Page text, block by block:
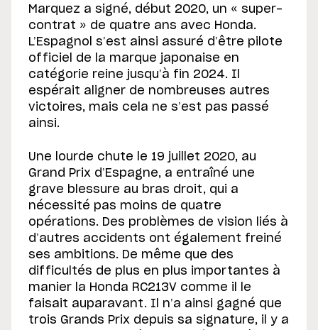
Marquez a signé, début 2020, un « super-
contrat » de quatre ans avec Honda.
L’Espagnol s’est ainsi assuré d’être pilote
officiel de la marque japonaise en
catégorie reine jusqu’à fin 2024. Il
espérait aligner de nombreuses autres
victoires, mais cela ne s’est pas passé
ainsi.
Une lourde chute le 19 juillet 2020, au
Grand Prix d’Espagne, a entraîné une
grave blessure au bras droit, qui a
nécessité pas moins de quatre
opérations. Des problèmes de vision liés à
d’autres accidents ont également freiné
ses ambitions. De même que des
difficultés de plus en plus importantes à
manier la Honda RC213V comme il le
faisait auparavant. Il n’a ainsi gagné que
trois Grands Prix depuis sa signature, il y a